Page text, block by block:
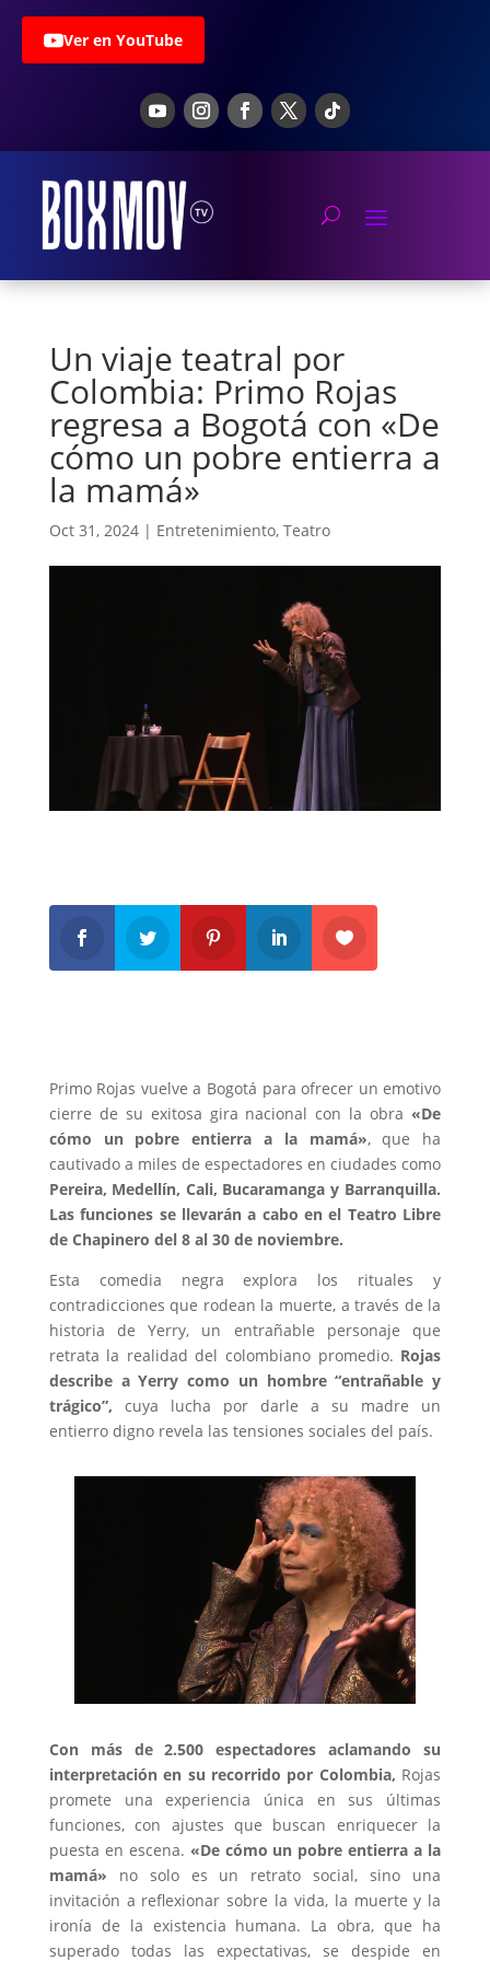
Ver en YouTube
Un viaje teatral por
Colombia: Primo Rojas
regresa a Bogotá con «De
cómo un pobre entierra a
la mamá»
Oct 31, 2024| Entretenimiento, Teatro
Primo Rojas vuelve a Bogotá para ofrecer un emotivo
cierre de su exitosa gira nacional con la obra «De
cómo un pobre entierra a la mamá», que ha
cautivado a miles de espectadores en ciudades como
Pereira, Medellín, Cali, Bucaramanga y Barranquilla.
Las funciones se llevarán a cabo en el Teatro Libre
de Chapinero del 8 al 30 de noviembre.
Esta comedia negra explora los rituales y
contradicciones que rodean la muerte, a través de la
historia de Yerry, un entrañable personaje que
retrata la realidad del colombiano promedio. Rojas
describe a Yerry como un hombre “entrañable y
trágico”, cuya lucha por darle a su madre un
entierro digno revela las tensiones sociales del país.
Con más de 2.500 espectadores aclamando su
interpretación en su recorrido por Colombia, Rojas
promete una experiencia única en sus últimas
funciones, con ajustes que buscan enriquecer la
puesta en escena. «De cómo un pobre entierra a la
mamá» no solo es un retrato social, sino una
invitación a reflexionar sobre la vida, la muerte y la
ironía de la existencia humana. La obra, que ha
superado todas las expectativas, se despide en